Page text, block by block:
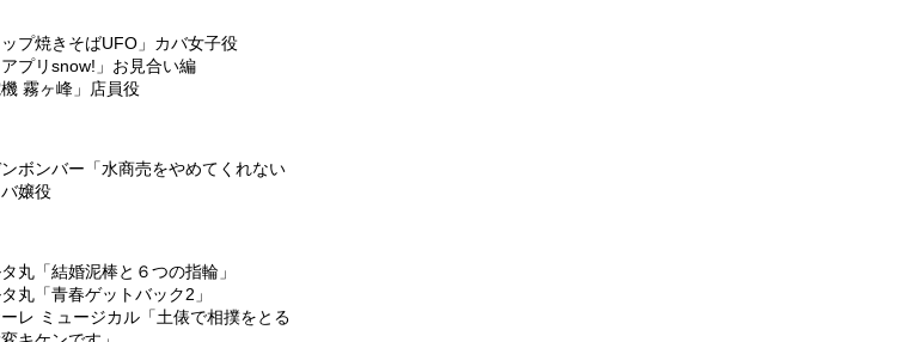
ップ焼きそばUFO」カバ女子役
アプリsnow!」お見合い編
機 霧ヶ峰」店員役
ボンバー「水商売をやめてくれない
嬢役
丸「結婚泥棒と６つの指輪」
丸「青春ゲットバック2」
レ ミュージカル「土俵で相撲をとる